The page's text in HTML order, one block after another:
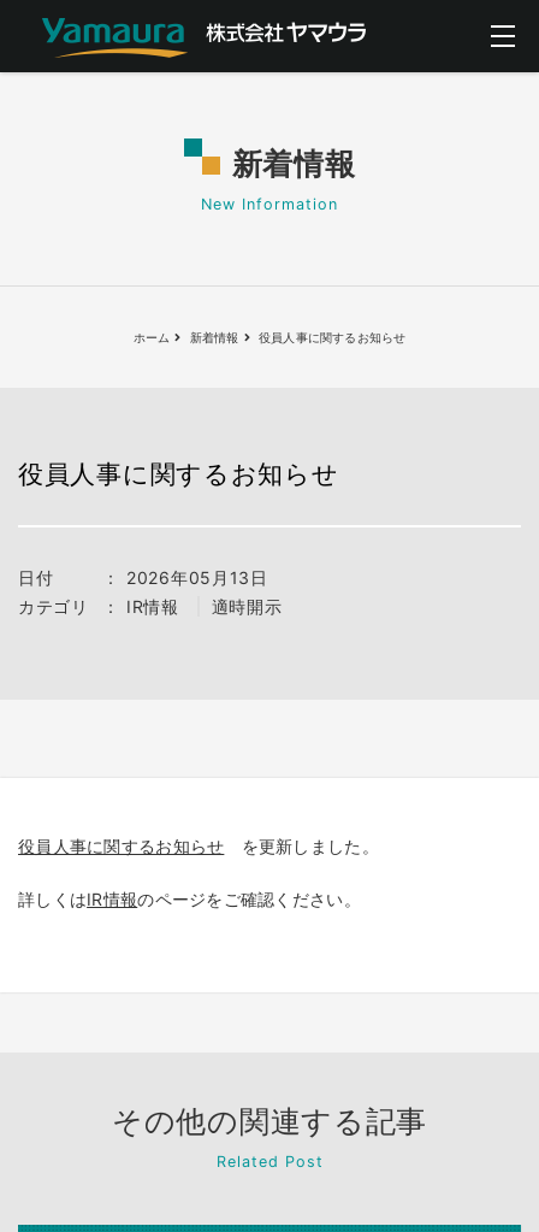
新着情報
New Information
ホーム 新着情報 役員人事に関するお知らせ
役員人事に関するお知らせ
日付 ：
2026年05月13日
カテゴリ
： IR情報 適時開示
役員人事に関するお知らせ を更新しました。
詳しくはIR情報のページをご確認ください。
その他の関連する記事
Related Post